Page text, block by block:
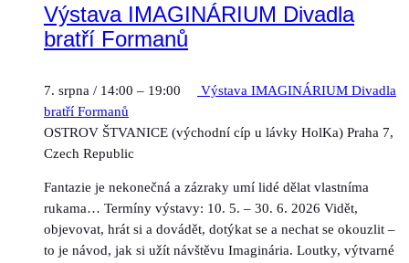
Výstava IMAGINÁRIUM Divadla
bratří Formanů
7. srpna / 14:00 – 19:00
Výstava IMAGINÁRIUM Divadla
bratří Formanů
OSTROV ŠTVANICE (východní cíp u lávky HolKa) Praha 7,
Czech Republic
Fantazie je nekonečná a zázraky umí lidé dělat vlastníma
rukama… Termíny výstavy: 10. 5. – 30. 6. 2026 Vidět,
objevovat, hrát si a dovádět, dotýkat se a nechat se okouzlit –
to je návod, jak si užít návštěvu Imaginária. Loutky, výtvarné